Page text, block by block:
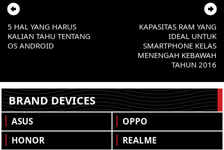
KAPASITAS RAM YANG
IDEAL UNTUK
SMARTPHONE KELAS
MENENGAH KEBAWAH
TAHUN 2016
5 HAL YANG HARUS
KALIAN TAHU TENTANG
OS ANDROID
BRAND DEVICES
ASUS
HONOR
OPPO
REALME